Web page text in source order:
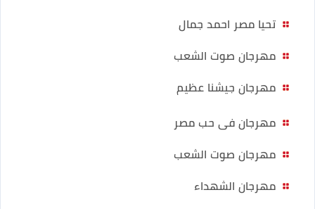
تحيا مصر احمد جمال
مهرجان صوت الشعب
مهرجان جيشنا عظيم
مهرجان فى حب مصر
مهرجان صوت الشعب
مهرجان الشهداء